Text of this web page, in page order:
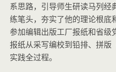
系思路，引导师生研读马列经
练笔头，夯实了他的理论根底
参加编辑出版工厂报纸和省级
报纸从采写编校到铅排、拼版
实践全过程。